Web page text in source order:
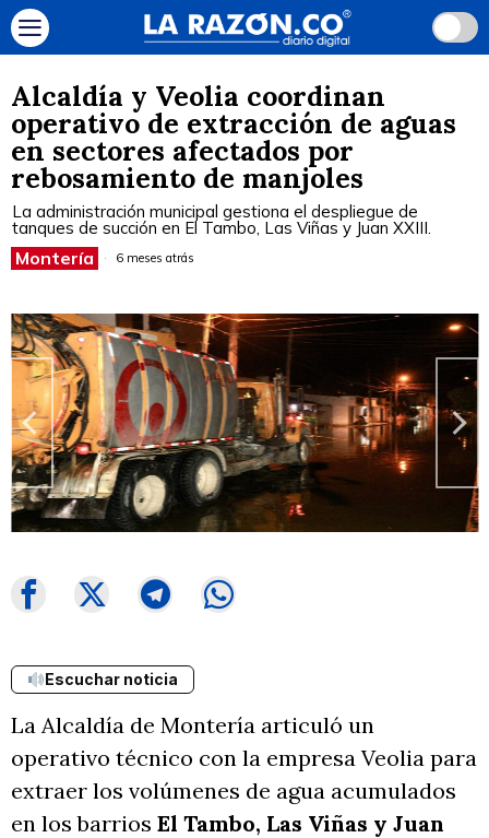
Alcaldía y Veolia coordinan
operativo de extracción de aguas
en sectores afectados por
rebosamiento de manjoles
La administración municipal gestiona el despliegue de
tanques de succión en El Tambo, Las Viñas y Juan XXIII.
Montería 6 meses atrás
Escuchar noticia
La Alcaldía de Montería articuló un
operativo técnico con la empresa Veolia para
extraer los volúmenes de agua acumulados
en los barrios El Tambo, Las Viñas y Juan